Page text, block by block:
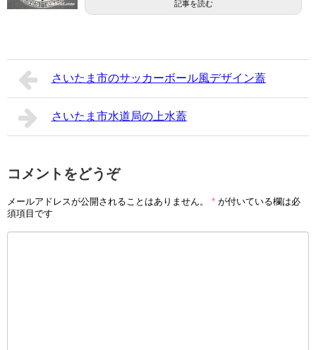
記事を読む
さいたま市のサッカーボール風デザイン蓋
さいたま市水道局の上水蓋
コメントをどうぞ
メールアドレスが公開されることはありません。 * が付いている欄は必
須項目です